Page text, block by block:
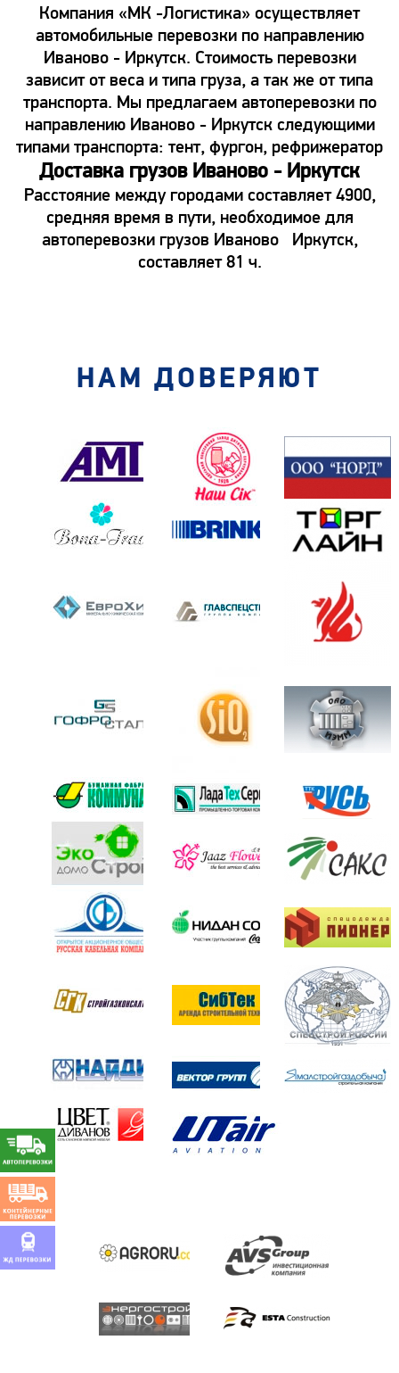
Компания «МК -Логистика» осуществляет
автомобильные перевозки по направлению
Иваново - Иркутск. Стоимость перевозки
зависит от веса и типа груза, а так же от типа
транспорта. Мы предлагаем автоперевозки по
направлению Иваново - Иркутск следующими
типами транспорта: тент, фургон, рефрижератор
Доставка грузов Иваново - Иркутск
Расстояние между городами составляет 4900,
средняя время в пути, необходимое для
автоперевозки грузов Иваново Иркутск,
составляет 81 ч.
НАМ ДОВЕРЯЮТ